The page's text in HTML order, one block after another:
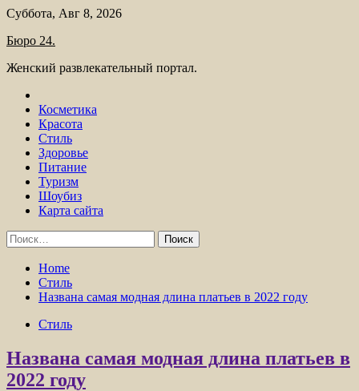
Skip
content
Суббота, Авг 8, 2026
Бюро 24.
Женский развлекательный портал.
Косметика
Красота
Стиль
Здоровье
Питание
Туризм
Шоубиз
Карта сайта
Найти:
Home
Стиль
Названа самая модная длина платьев в 2022 году
Стиль
Названа самая модная длина платьев в
2022 году